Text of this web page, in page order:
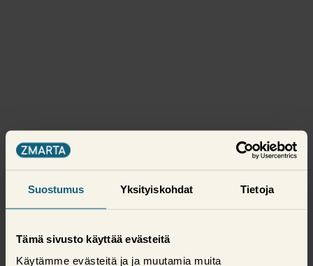
Suostumus Yksityiskohdat Tietoja
Tämä sivusto käyttää evästeitä
Käytämme evästeitä ja ja muutamia muita